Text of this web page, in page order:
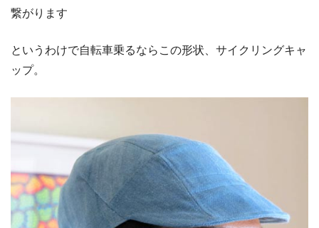
繋がります
というわけで自転車乗るならこの形状、サイクリングキャ
ップ。